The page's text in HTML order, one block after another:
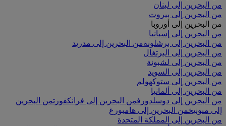
من البحرين إلى لبنان
من البحرين إلى بيروت
من البحرين إلى أوروبا
من البحرين إلى إسبانيا
من البحرين إلى برشلونةمن البحرين إلى مدريد
من البحرين إلى البرتغال
من البحرين إلى لشبونة
من البحرين إلى السويد
من البحرين إلى ستوكهولم
من البحرين إلى ألمانيا
من البحرين إلى دوسلدورفمن البحرين إلى فرانكفورتمن البحرين
إلى ميونيخمن البحرين إلى هامبورغ
من البحرين إلى المملكة المتحدة